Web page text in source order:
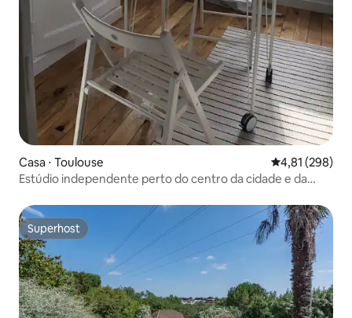
Casa ⋅ Toulouse 4,81 de uma
4,81 (298)
Estúdio independente perto do centro da cidade e da
Superhost
Superhost